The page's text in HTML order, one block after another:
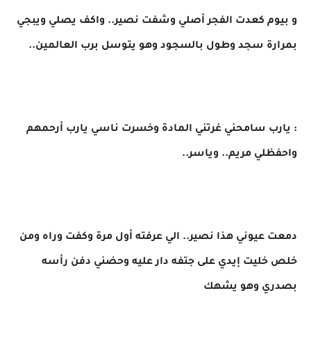
و بيوم كعدت الفجر أصلي وشفت نصير.. واكف يصلي ويبجي
بمرارة سجد وطول بالسجود وهو يتوسل برب العالمين..
​: يارب سامحني غرتني المادة وخسرت ناسي يارب أرحمهم
واحفظلي مريم.. وياسر..
​دمعت عيوني هذا نصير.. الي عرفته أول مرة وكفت وراه ومن
خلص خليت إيدي على جتفه دار عليه وحضني دفن رأسه
بصدري وهو يشهك